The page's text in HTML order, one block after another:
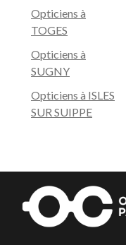
Opticiens à
TOGES
Opticiens à
SUGNY
Opticiens à ISLES
SUR SUIPPE